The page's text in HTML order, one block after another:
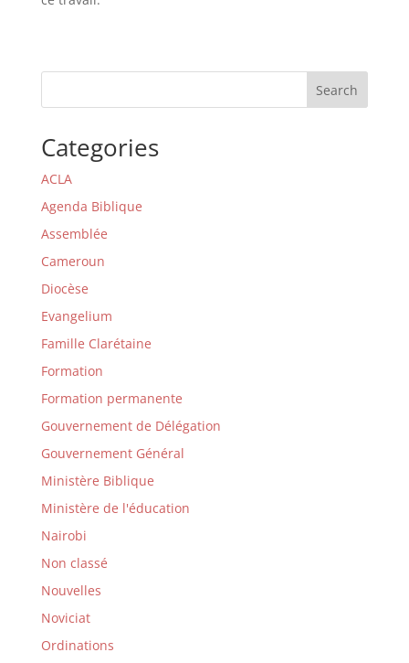
Search
Categories
ACLA
Agenda Biblique
Assemblée
Cameroun
Diocèse
Evangelium
Famille Clarétaine
Formation
Formation permanente
Gouvernement de Délégation
Gouvernement Général
Ministère Biblique
Ministère de l'éducation
Nairobi
Non classé
Nouvelles
Noviciat
Ordinations